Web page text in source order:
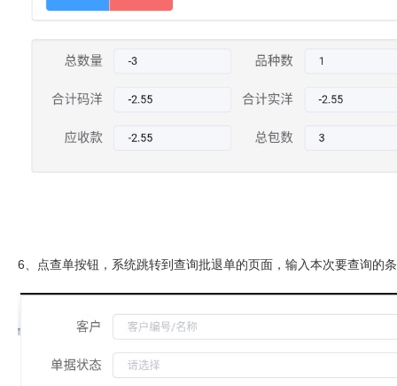
6、点查单按钮，系统跳转到查询批退单的页面，输入本次要查询的